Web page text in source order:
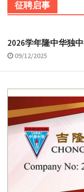
征聘启事
2026学年隆中华独
09/12/2025